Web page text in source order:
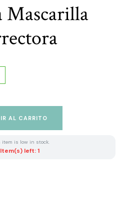
AL CARRITO
item is low in stock.
Item(s) left: 1